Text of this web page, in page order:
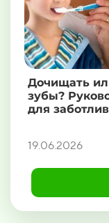
Дочищать
зубы?
для
19.06.2026